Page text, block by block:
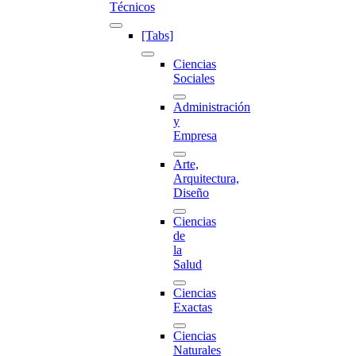
Técnicos
[Tabs]
Ciencias
Sociales
Administración
y
Empresa
Arte,
Arquitectura,
Diseño
Ciencias
de
la
Salud
Ciencias
Exactas
Ciencias
Naturales